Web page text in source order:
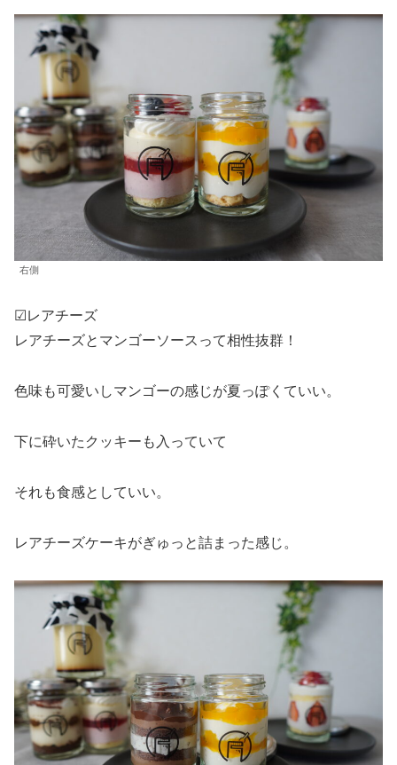
右側
☑︎レアチーズ
レアチーズとマンゴーソースって相性抜群！
色味も可愛いしマンゴーの感じが夏っぽくていい。
下に砕いたクッキーも入っていて
それも食感としていい。
レアチーズケーキがぎゅっと詰まった感じ。